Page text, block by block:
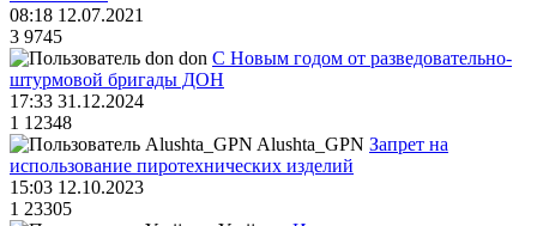
08:18 12.07.2021
3 9745
don С Новым годом от разведовательно-
штурмовой бригады ДОН
17:33 31.12.2024
1 12348
Alushta_GPN Запрет на
использование пиротехнических изделий
15:03 12.10.2023
1 23305